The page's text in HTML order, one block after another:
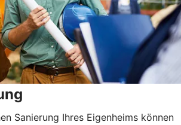
Sanierung Ihres Eigenheims können